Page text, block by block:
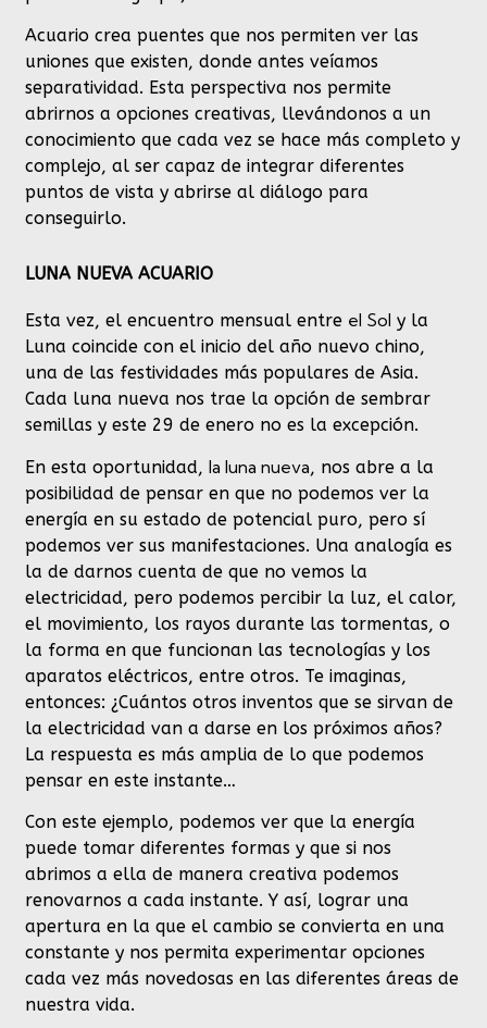
Acuario crea puentes que nos permiten ver las
uniones que existen, donde antes veíamos
separatividad. Esta perspectiva nos permite
abrirnos a opciones creativas, llevándonos a un
conocimiento que cada vez se hace más completo y
complejo, al ser capaz de integrar diferentes
puntos de vista y abrirse al diálogo para
conseguirlo.
LUNA NUEVA ACUARIO
Esta vez, el encuentro mensual entre el Sol y la
Luna coincide con el inicio del año nuevo chino,
una de las festividades más populares de Asia.
Cada luna nueva nos trae la opción de sembrar
semillas y este 29 de enero no es la excepción.
En esta oportunidad, la luna nueva, nos abre a la
posibilidad de pensar en que no podemos ver la
energía en su estado de potencial puro, pero sí
podemos ver sus manifestaciones. Una analogía es
la de darnos cuenta de que no vemos la
electricidad, pero podemos percibir la luz, el calor,
el movimiento, los rayos durante las tormentas, o
la forma en que funcionan las tecnologías y los
aparatos eléctricos, entre otros. Te imaginas,
entonces: ¿Cuántos otros inventos que se sirvan de
la electricidad van a darse en los próximos años?
La respuesta es más amplia de lo que podemos
pensar en este instante…
Con este ejemplo, podemos ver que la energía
puede tomar diferentes formas y que si nos
abrimos a ella de manera creativa podemos
renovarnos a cada instante. Y así, lograr una
apertura en la que el cambio se convierta en una
constante y nos permita experimentar opciones
cada vez más novedosas en las diferentes áreas de
nuestra vida.